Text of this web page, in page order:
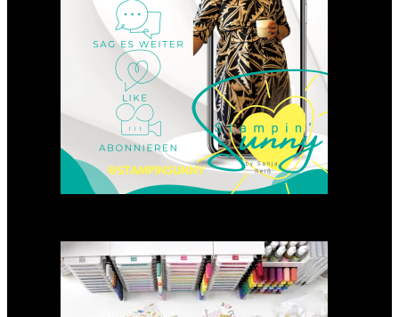
GANZ NEU: Scrapbooking
Club 2025
21. Januar 2025